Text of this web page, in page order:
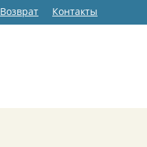
Возврат Контакты